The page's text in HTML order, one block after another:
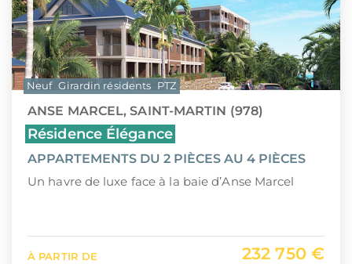
ANSE MARCEL, SAINT-MARTIN (978)
Résidence Élégance
APPARTEMENTS DU 2 PIÈCES AU 4 PIÈCES
Un havre de luxe face à la baie d’Anse Marcel
À PARTIR DE 232 750 €
Neuf Girardin résidents PTZ